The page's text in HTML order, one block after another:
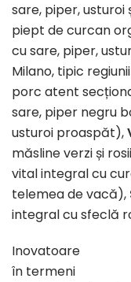
sare, piper, usturoi
piept de curcan
cu sare, piper,
Milano, tipic
porc atent
sare, piper negru
usturoi proaspăt),
măsline verzi și
vital integral cu
telemea de vacă),
integral cu sfeclă
Inovatoare
în termeni